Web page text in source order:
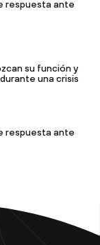
respuesta ante
su función y
una crisis
respuesta ante